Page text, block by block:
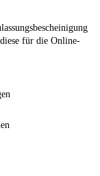
für die Online-